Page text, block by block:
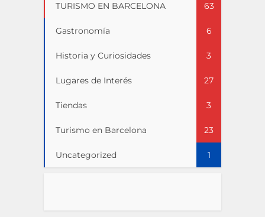
TURISMO EN BARCELONA 63
Gastronomía 6
Historia y Curiosidades 3
Lugares de Interés 27
Tiendas 3
Turismo en Barcelona 23
Uncategorized 1